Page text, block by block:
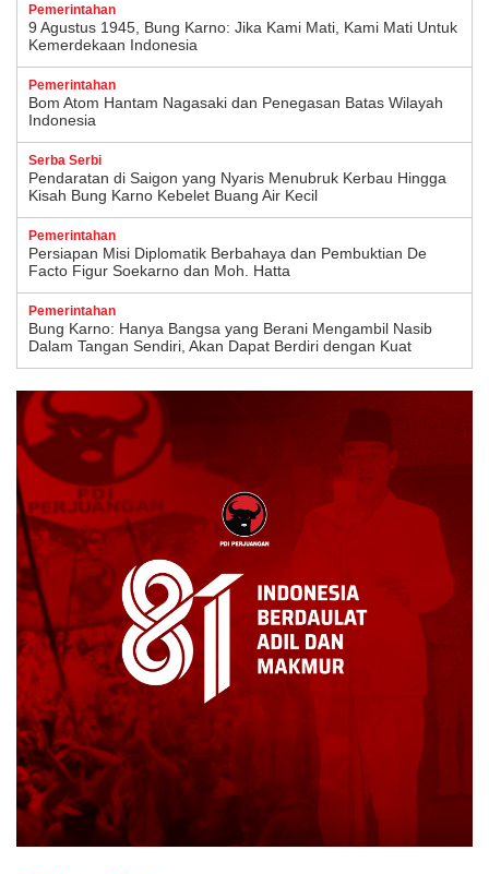
Pemerintahan
9 Agustus 1945, Bung Karno: Jika Kami Mati, Kami Mati Untuk
Kemerdekaan Indonesia
Pemerintahan
Bom Atom Hantam Nagasaki dan Penegasan Batas Wilayah
Indonesia
Serba Serbi
Pendaratan di Saigon yang Nyaris Menubruk Kerbau Hingga
Kisah Bung Karno Kebelet Buang Air Kecil
Pemerintahan
Persiapan Misi Diplomatik Berbahaya dan Pembuktian De
Facto Figur Soekarno dan Moh. Hatta
Pemerintahan
Bung Karno: Hanya Bangsa yang Berani Mengambil Nasib
Dalam Tangan Sendiri, Akan Dapat Berdiri dengan Kuat